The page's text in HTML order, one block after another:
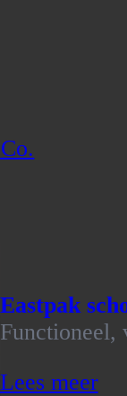
Eastpak
Functioneel,
Lees meer